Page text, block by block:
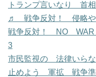
トランプ言いなり 首
♬ 戦争反対！ 侵略
戦争反対！ NO
3
市民監視の 法律いら
止めよう 軍拡 戦争